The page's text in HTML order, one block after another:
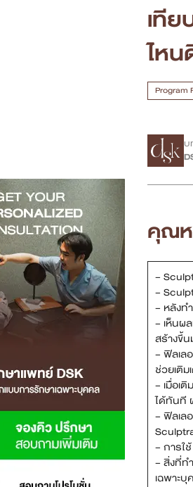
เที
ไห
Program
บ
คุณห
–
–
– หลังท
– เห็นผ
สร้างขึ้น
– ฟิลเล
ช่วยเติ
– เมื่อเ
ได้ทันที
– ฟิลเล
– การใ
– สิ่งที่ท
เฉพาะ